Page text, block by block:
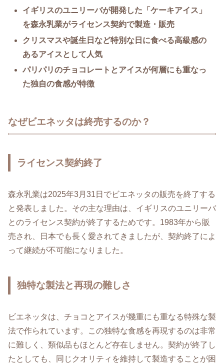
イギリスのユニリーバが開発した「ケーキアイス」
を森永乳業がライセンス契約で製造・販売
クリスマスや誕生日など特別な日に食べる高級感の
あるアイスとして人気
パリパリのチョコレートとアイスが何層にも重なっ
た独自の食感が特徴
なぜビエネッタは終売するのか？
ライセンス契約終了
森永乳業は2025年3月31日でビエネッタの販売を終了する
と発表しました。その主な理由は、イギリスのユニリーバ
とのライセンス契約が終了するためです。1983年から販
売され、日本でも長く愛されてきましたが、契約終了によ
って継続が不可能になりました。
独特な製法と再現の難しさ
ビエネッタは、チョコとアイスが幾重にも重なる特殊な製
法で作られています。この独特な食感を再現するのは非常
に難しく、類似品もほとんど存在しません。契約が終了し
たとしても、同じクオリティを維持して製造することが困